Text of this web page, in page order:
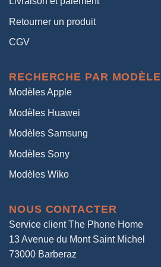
Retourner un produit
CGV
RECHERCHE PAR MODÈLE
Modèles Apple
Modèles Huawei
Modèles Samsung
Modèles Sony
Modèles Wiko
NOUS CONTACTER
Service client The Phone Home
13 Avenue du Mont Saint Michel
73000 Barberaz